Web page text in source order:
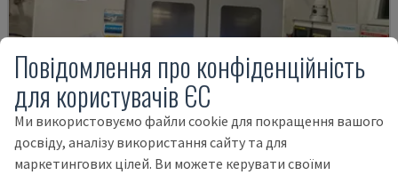
Повідомлення про конфіденційність
для користувачів ЄС
Ми використовуємо файли cookie для покращення вашого
досвіду, аналізу використання сайту та для
маркетингових цілей. Ви можете керувати своїми